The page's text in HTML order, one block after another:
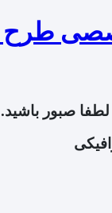
صبور باشید.